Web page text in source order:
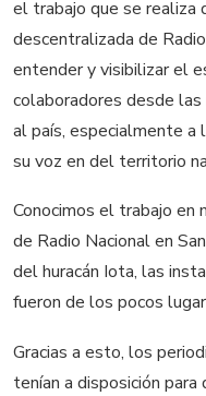
el trabajo que se realiza
descentralizada de
entender y visibilizar el
colaboradores desde
al país, especialmente a
su voz en del territorio
Conocimos el trabajo en
de Radio Nacional en
del huracán Iota, las
fueron de los pocos
Gracias a esto, los
tenían a disposición